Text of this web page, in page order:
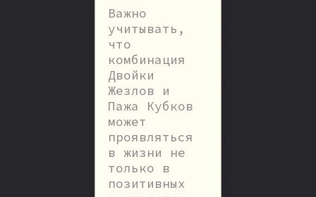
Важно
учитывать,
что
комбинация
Двойки
Жезлов и
Пажа Кубков
может
проявляться
в жизни не
только в
позитивных